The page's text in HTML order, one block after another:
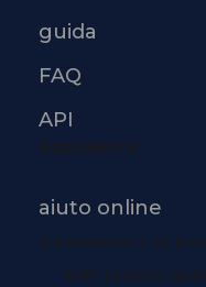
guida
FAQ
API
Assistenza
aiuto online
q-touchsuite è un
diritti riservati.